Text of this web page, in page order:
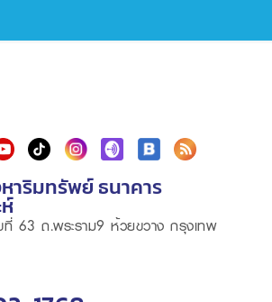
าริมทรัพย์ ธนาคาร
63 ถ.พระราม9 ห้วยขวาง กรุงเทพ